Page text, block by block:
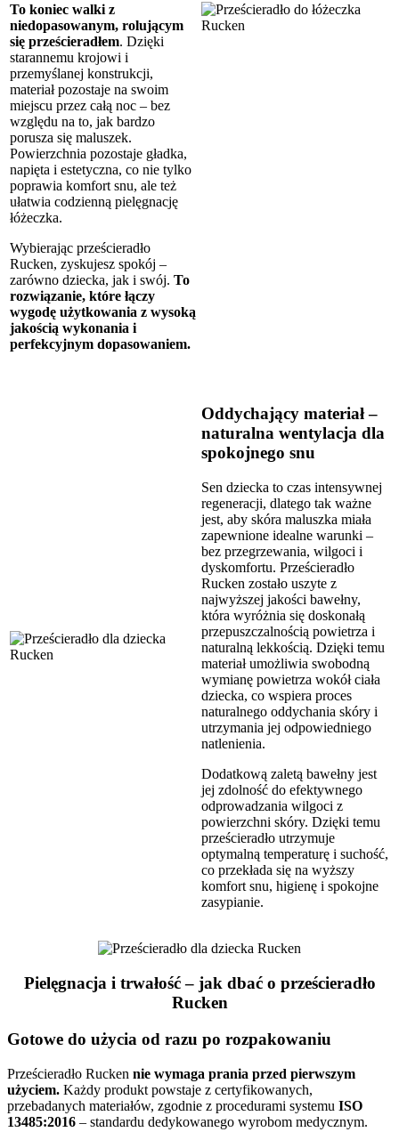
To koniec walki z
niedopasowanym, rolującym
się prześcieradłem. Dzięki
starannemu krojowi i
przemyślanej konstrukcji,
materiał pozostaje na swoim
miejscu przez całą noc – bez
względu na to, jak bardzo
porusza się maluszek.
Powierzchnia pozostaje gładka,
napięta i estetyczna, co nie tylko
poprawia komfort snu, ale też
ułatwia codzienną pielęgnację
łóżeczka.
Wybierając prześcieradło
Rucken, zyskujesz spokój –
zarówno dziecka, jak i swój. To
rozwiązanie, które łączy
wygodę użytkowania z wysoką
jakością wykonania i
perfekcyjnym dopasowaniem.
Oddychający materiał –
naturalna wentylacja dla
spokojnego snu
Sen dziecka to czas intensywnej
regeneracji, dlatego tak ważne
jest, aby skóra maluszka miała
zapewnione idealne warunki –
bez przegrzewania, wilgoci i
dyskomfortu. Prześcieradło
Rucken zostało uszyte z
najwyższej jakości bawełny,
która wyróżnia się doskonałą
przepuszczalnością powietrza i
naturalną lekkością. Dzięki temu
materiał umożliwia swobodną
wymianę powietrza wokół ciała
dziecka, co wspiera proces
naturalnego oddychania skóry i
utrzymania jej odpowiedniego
natlenienia.
Dodatkową zaletą bawełny jest
jej zdolność do efektywnego
odprowadzania wilgoci z
powierzchni skóry. Dzięki temu
prześcieradło utrzymuje
optymalną temperaturę i suchość,
co przekłada się na wyższy
komfort snu, higienę i spokojne
zasypianie.
Pielęgnacja i trwałość – jak dbać o prześcieradło
Rucken
Gotowe do użycia od razu po rozpakowaniu
Prześcieradło Rucken nie wymaga prania przed pierwszym
użyciem. Każdy produkt powstaje z certyfikowanych,
przebadanych materiałów, zgodnie z procedurami systemu ISO
13485:2016 – standardu dedykowanego wyrobom medycznym.